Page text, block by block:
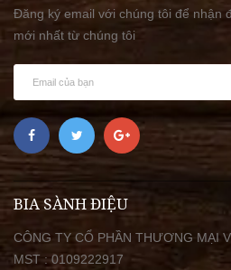
Đăng ký email với chúng tôi để nhận
mới nhất từ chúng tôi
BIA SÀNH ĐIỆU
CÔNG TY CỔ PHẦN THƯƠNG MẠI
MST : 0109222917